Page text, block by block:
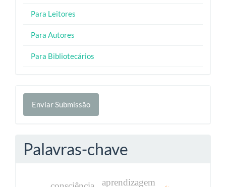
Para Leitores
Para Autores
Para Bibliotecários
Enviar
Submissão
Enviar Submissão
Palavras-chave
aprendizagem